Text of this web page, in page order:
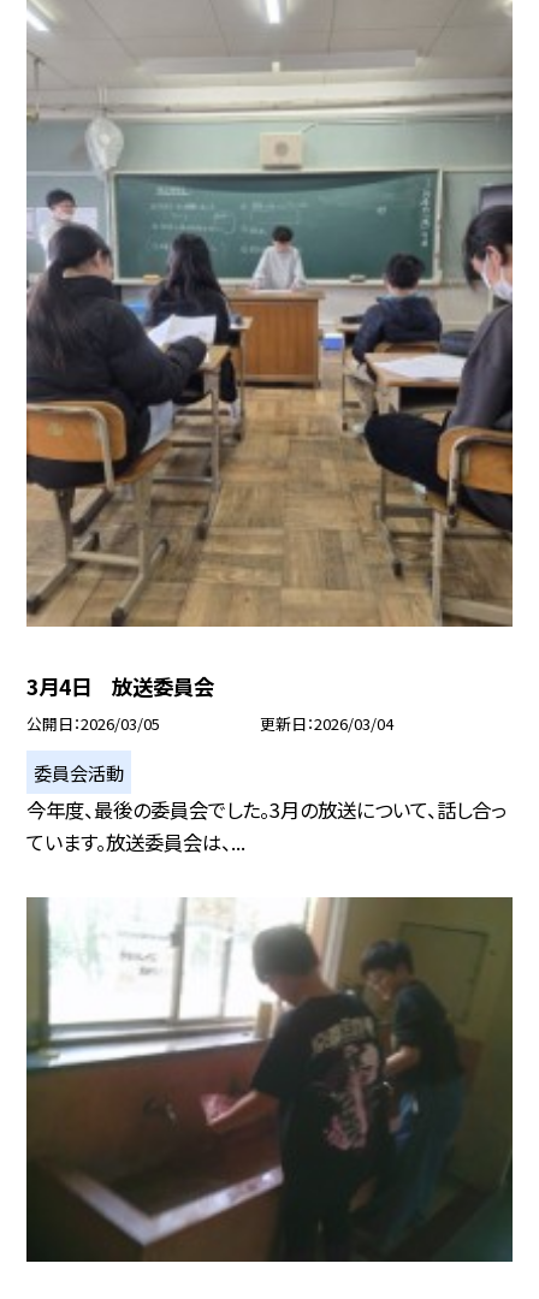
3月4日 放送委員会
公開日 2026/03/05 更新日 2026/03/04
委員会活動
今年度、最後の委員会でした。3月の放送について、話し合っ
ています。放送委員会は、...